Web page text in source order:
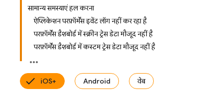
सामान्य समस्याएं हल करना
ऐप्लिकेशन, परफ़ॉर्मेंस इवेंट लॉग नहीं कर रहा है
परफ़ॉर्मेंस डैशबोर्ड में स्क्रीन ट्रेस डेटा मौजूद नहीं है
परफ़ॉर्मेंस डैशबोर्ड में कस्टम ट्रेस डेटा मौजूद नहीं है
iOS+ Android वेब